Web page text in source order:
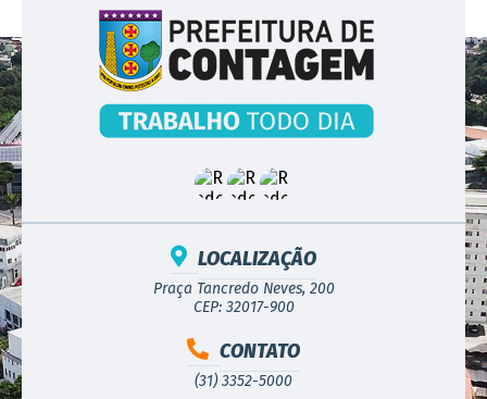
LOCALIZAÇÃO
Praça Tancredo Neves, 200
CEP: 32017-900
CONTATO
(31) 3352-5000